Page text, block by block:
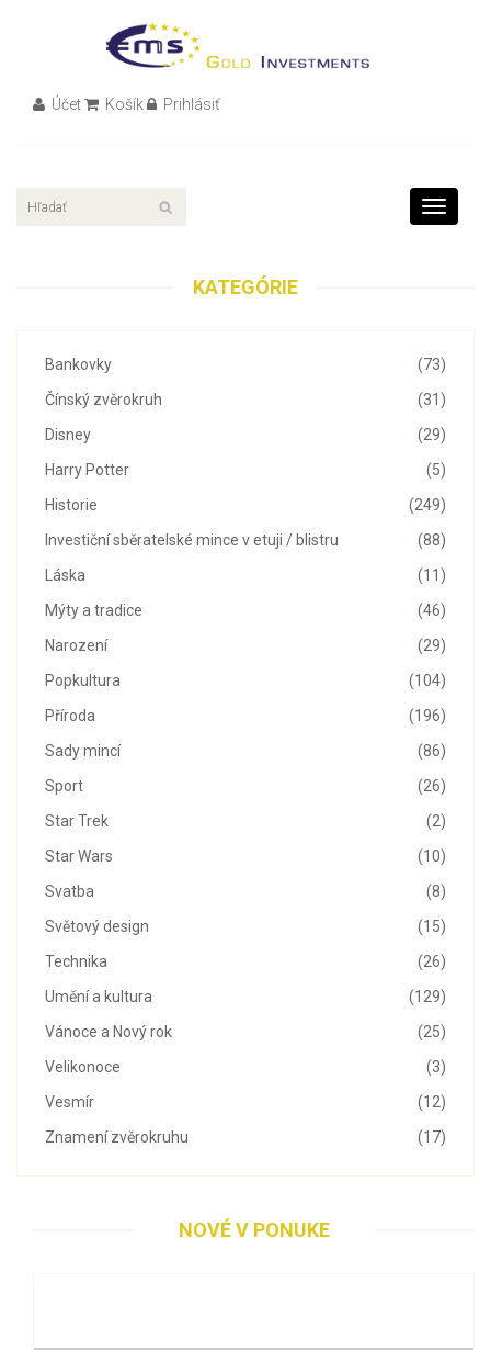
Účet Košík Prihlásiť
Toggle
KATEGÓRIE
(73)
Bankovky
(31)
Čínský zvěrokruh
(29)
Disney
(5)
Harry Potter
(249)
Historie
(88)
Investiční sběratelské mince v etuji / blistru
(11)
Láska
(46)
Mýty a tradice
(29)
Narození
(104)
Popkultura
(196)
Příroda
(86)
Sady mincí
(26)
Sport
(2)
Star Trek
(10)
Star Wars
(8)
Svatba
(15)
Světový design
(26)
Technika
(129)
Umění a kultura
(25)
Vánoce a Nový rok
(3)
Velikonoce
(12)
Vesmír
(17)
Znamení zvěrokruhu
NOVÉ V PONUKE